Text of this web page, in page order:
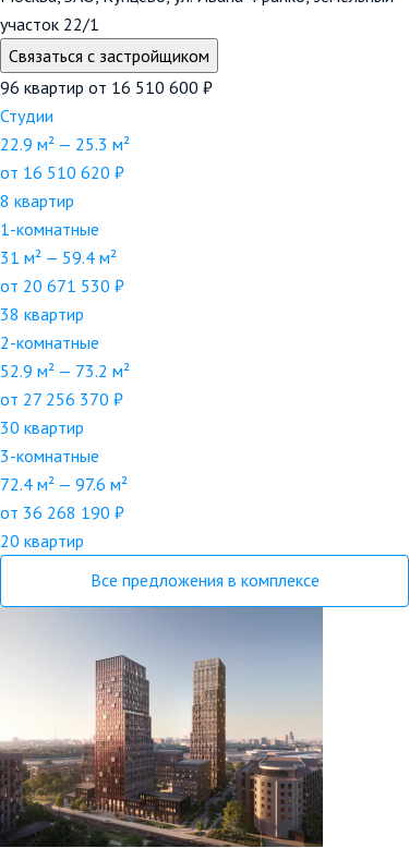
участок 22/1
Связаться с застройщиком
96 квартир от 16 510 600 ₽
Студии
22.9 м² — 25.3 м²
от 16 510 620 ₽
8 квартир
1-комнатные
31 м² — 59.4 м²
от 20 671 530 ₽
38 квартир
2-комнатные
52.9 м² — 73.2 м²
от 27 256 370 ₽
30 квартир
3-комнатные
72.4 м² — 97.6 м²
от 36 268 190 ₽
20 квартир
Все предложения в комплексе